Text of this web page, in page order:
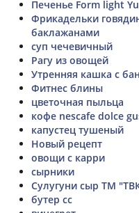
Печенье Form light
Фрикадельки
баклажанами
суп чечевичный
Рагу из овощей
Утренняя кашка с
Фитнес блины
цветочная пыльца
кофе nescafe dolce
капустец тушеный
Новый рецепт
овощи с карри
сырники
Сулугуни сыр ТМ
бутер сс